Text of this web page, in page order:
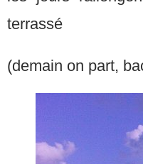
terrassé
(demain on part,